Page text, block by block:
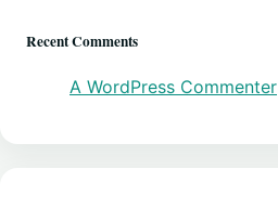
Recent Comments
A WordPress Commenter